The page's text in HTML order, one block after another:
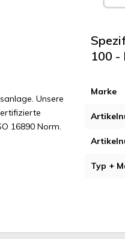
Unsere
16890 Norm.
100 -
Marke
Typ +